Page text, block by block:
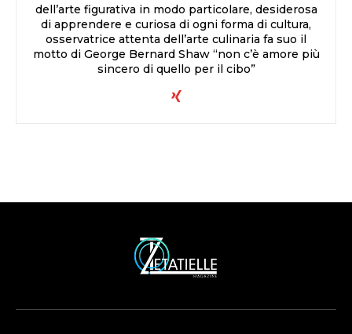
dell’arte figurativa in modo particolare, desiderosa
di apprendere e curiosa di ogni forma di cultura,
osservatrice attenta dell’arte culinaria fa suo il
motto di George Bernard Shaw “non c’è amore più
sincero di quello per il cibo”